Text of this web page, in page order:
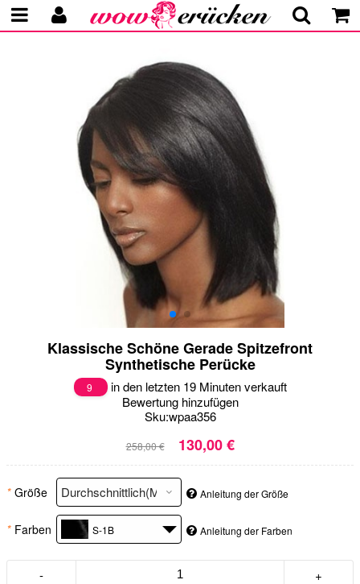
Klassische Schöne Gerade Spitzefront
Synthetische Perücke
9
in den letzten 19 Minuten verkauft
Bewertung hinzufügen
Sku:wpaa356
258,00 € 130,00 €
* Größe Anleitung der Größe
* Farben S-1B Anleitung der Farben
- +